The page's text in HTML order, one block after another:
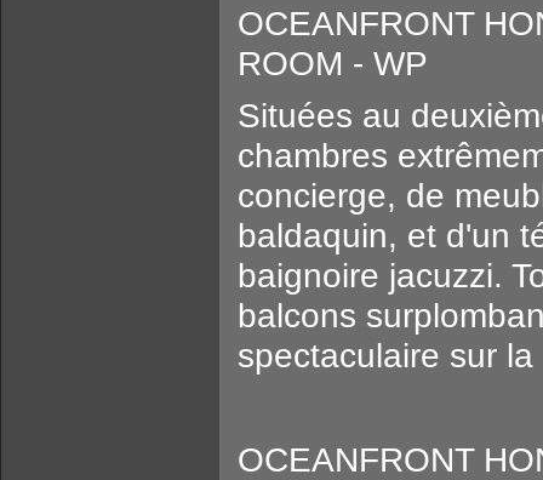
OCEANFRONT
ROOM - WP
Situées au
chambres
concierge, de
baldaquin, et d'un
baignoire jacuzzi.
balcons
spectaculaire sur
OCEANFRONT